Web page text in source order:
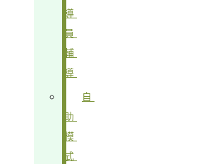
導
員
輔
導
自
助
模
式